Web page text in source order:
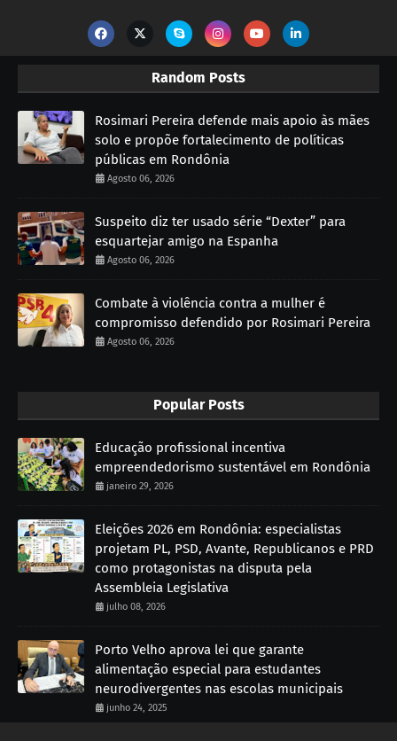
Random Posts
Rosimari Pereira defende mais apoio às mães
solo e propõe fortalecimento de políticas
públicas em Rondônia
Agosto 06, 2026
Suspeito diz ter usado série “Dexter” para
esquartejar amigo na Espanha
Agosto 06, 2026
Combate à violência contra a mulher é
compromisso defendido por Rosimari Pereira
Agosto 06, 2026
Popular Posts
Educação profissional incentiva
empreendedorismo sustentável em Rondônia
janeiro 29, 2026
Eleições 2026 em Rondônia: especialistas
projetam PL, PSD, Avante, Republicanos e PRD
como protagonistas na disputa pela
Assembleia Legislativa
julho 08, 2026
Porto Velho aprova lei que garante
alimentação especial para estudantes
neurodivergentes nas escolas municipais
junho 24, 2025